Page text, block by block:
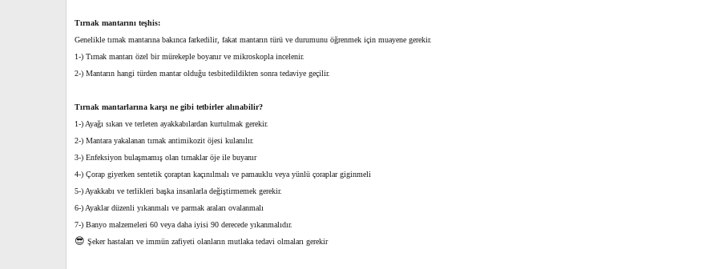
Tırnak mantarını teşhis:
Genelikle tırnak mantarına bakınca farkedilir, fakat mantarın türü ve durumunu öğrenmek için muayene gerekir.
1-) Tırnak mantarı özel bir mürekeple boyanır ve mikroskopla incelenir.
2-) Mantarın hangi türden mantar olduğu tesbitedildikten sonra tedaviye geçilir.
Tırnak mantarlarına karşı ne gibi tetbirler alınabilir?
1-) Ayağı sıkan ve terleten ayakkabılardan kurtulmak gerekir.
2-) Mantara yakalanan tırnak antimikozit öjesi kulanılır.
3-) Enfeksiyon bulaşmamış olan tırnaklar öje ile buyanır
4-) Çorap giyerken sentetik çoraptan kaçınılmalı ve pamauklu veya yünlü çoraplar giginmeli
5-) Ayakkabı ve terlikleri başka insanlarla değiştirmemek gerekir.
6-) Ayaklar düzenli yıkanmalı ve parmak araları ovalanmalı
7-) Banyo malzemeleri 60 veya daha iyisi 90 derecede yıkanmalıdır.
😎 Şeker hastaları ve immün zafiyeti olanların mutlaka tedavi olmaları gerekir